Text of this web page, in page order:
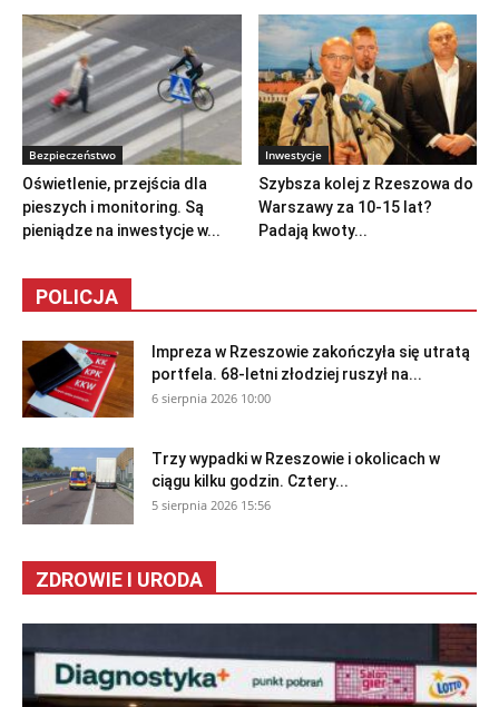
Bezpieczeństwo
Oświetlenie, przejścia dla
pieszych i monitoring. Są
pieniądze na inwestycje w...
Inwestycje
Szybsza kolej z Rzeszowa do
Warszawy za 10-15 lat?
Padają kwoty...
POLICJA
Impreza w Rzeszowie zakończyła się utratą
portfela. 68-letni złodziej ruszył na...
6 sierpnia 2026 10:00
Trzy wypadki w Rzeszowie i okolicach w
ciągu kilku godzin. Cztery...
5 sierpnia 2026 15:56
ZDROWIE I URODA